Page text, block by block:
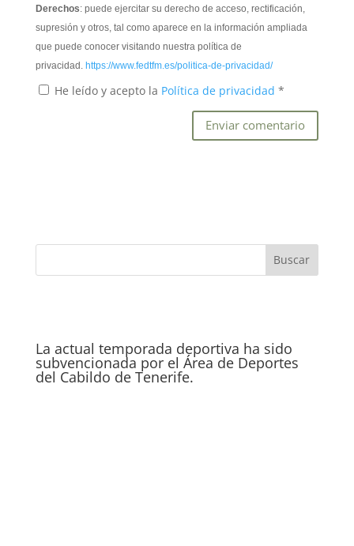
Derechos: puede ejercitar su derecho de acceso, rectificación,
supresión y otros, tal como aparece en la información ampliada
que puede conocer visitando nuestra política de
privacidad. https://www.fedtfm.es/politica-de-privacidad/
He leído y acepto la Política de privacidad *
La actual temporada deportiva ha sido
subvencionada por el Área de Deportes
del Cabildo de Tenerife.